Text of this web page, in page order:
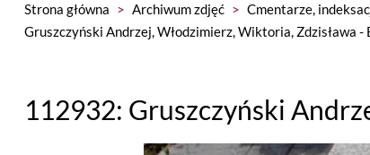
Strona główna > Archiwum zdjęć > Cmentarze,
Gruszczyński Andrzej, Włodzimierz, Wiktoria, Zdzisława
112932: Gruszczyński